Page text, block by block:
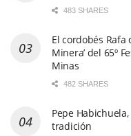
483 SHARES
El cordobés Rafa
Minera’ del 65º
Minas
482 SHARES
Pepe
tradición